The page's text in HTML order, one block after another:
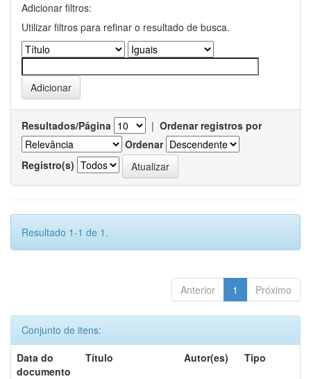
Adicionar filtros:
Utilizar filtros para refinar o resultado de busca.
Resultados/Página | Ordenar registros por
Ordenar
Registro(s)
Resultado 1-1 de 1.
Anterior 1 Próximo
Conjunto de itens:
Data do
documento
Título Autor(es) Tipo